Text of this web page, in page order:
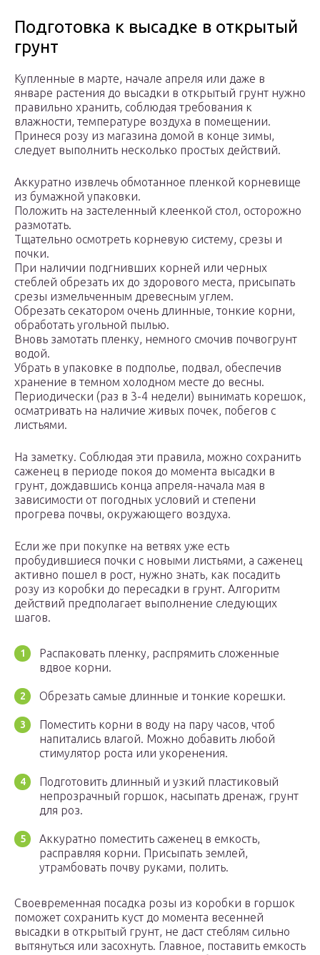
Подготовка к высадке в открытый
грунт
Купленные в марте, начале апреля или даже в
январе растения до высадки в открытый грунт нужно
правильно хранить, соблюдая требования к
влажности, температуре воздуха в помещении.
Принеся розу из магазина домой в конце зимы,
следует выполнить несколько простых действий.
Аккуратно извлечь обмотанное пленкой корневище
из бумажной упаковки.
Положить на застеленный клеенкой стол, осторожно
размотать.
Тщательно осмотреть корневую систему, срезы и
почки.
При наличии подгнивших корней или черных
стеблей обрезать их до здорового места, присыпать
срезы измельченным древесным углем.
Обрезать секатором очень длинные, тонкие корни,
обработать угольной пылью.
Вновь замотать пленку, немного смочив почвогрунт
водой.
Убрать в упаковке в подполье, подвал, обеспечив
хранение в темном холодном месте до весны.
Периодически (раз в 3-4 недели) вынимать корешок,
осматривать на наличие живых почек, побегов с
листьями.
На заметку. Соблюдая эти правила, можно сохранить
саженец в периоде покоя до момента высадки в
грунт, дождавшись конца апреля-начала мая в
зависимости от погодных условий и степени
прогрева почвы, окружающего воздуха.
Если же при покупке на ветвях уже есть
пробудившиеся почки с новыми листьями, а саженец
активно пошел в рост, нужно знать, как посадить
розу из коробки до пересадки в грунт. Алгоритм
действий предполагает выполнение следующих
шагов.
Распаковать пленку, распрямить сложенные
вдвое корни.
Обрезать самые длинные и тонкие корешки.
Поместить корни в воду на пару часов, чтоб
напитались влагой. Можно добавить любой
стимулятор роста или укоренения.
Подготовить длинный и узкий пластиковый
непрозрачный горшок, насыпать дренаж, грунт
для роз.
Аккуратно поместить саженец в емкость,
расправляя корни. Присыпать землей,
утрамбовать почву руками, полить.
Своевременная посадка розы из коробки в горшок
поможет сохранить куст до момента весенней
высадки в открытый грунт, не даст стеблям сильно
вытянуться или засохнуть. Главное, поставить емкость